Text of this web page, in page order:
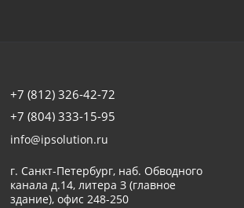
+7 (812) 326-42-72
+7 (804) 333-15-95
info@ipsolution.ru
г. Санкт-Петербург, наб. Обводного
канала д.14, литера З (главное
здание), офис 248-250